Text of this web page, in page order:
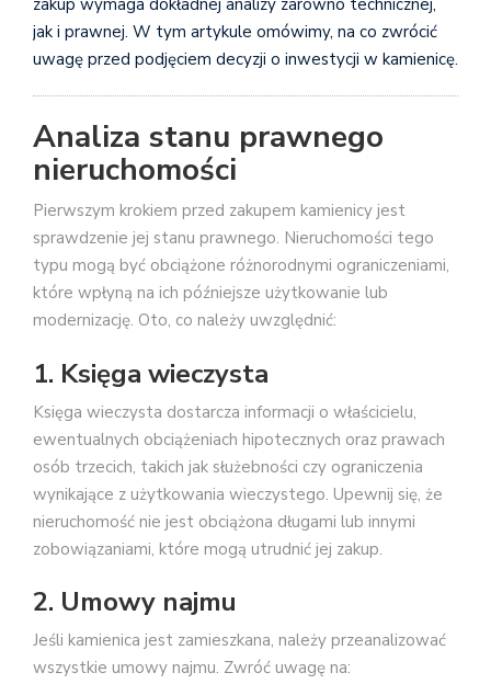
jak i prawnej. W tym artykule omówimy, na co zwrócić
uwagę przed podjęciem decyzji o inwestycji w kamienicę.
Analiza stanu prawnego
nieruchomości
Pierwszym krokiem przed zakupem kamienicy jest
sprawdzenie jej stanu prawnego. Nieruchomości tego
typu mogą być obciążone różnorodnymi ograniczeniami,
które wpłyną na ich późniejsze użytkowanie lub
modernizację. Oto, co należy uwzględnić:
1. Księga wieczysta
Księga wieczysta dostarcza informacji o właścicielu,
ewentualnych obciążeniach hipotecznych oraz prawach
osób trzecich, takich jak służebności czy ograniczenia
wynikające z użytkowania wieczystego. Upewnij się, że
nieruchomość nie jest obciążona długami lub innymi
zobowiązaniami, które mogą utrudnić jej zakup.
2. Umowy najmu
Jeśli kamienica jest zamieszkana, należy przeanalizować
wszystkie umowy najmu. Zwróć uwagę na: